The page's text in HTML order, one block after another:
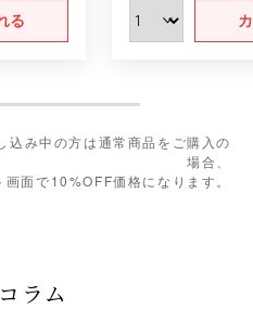
る
込み中の方は通常商品をご購入の
場合、
画面で10%OFF価格になります。
ラム